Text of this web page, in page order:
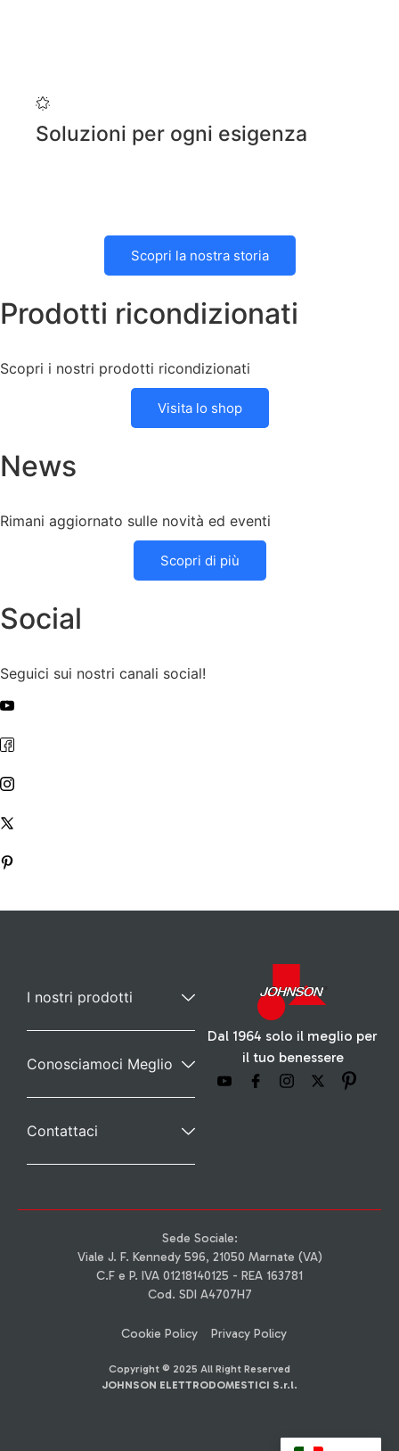
Soluzioni per ogni esigenza
Scopri la nostra storia
Prodotti ricondizionati
Scopri i nostri prodotti ricondizionati
Visita lo shop
News
Rimani aggiornato sulle novità ed eventi
Scopri di più
Social
Seguici sui nostri canali social!
Dal 1964 solo il meglio per
il tuo benessere
I nostri prodotti
Conosciamoci Meglio
Contattaci
Sede Sociale:
Viale J. F. Kennedy 596, 21050 Marnate (VA)
C.F e P. IVA 01218140125 - REA 163781
Cod. SDI A4707H7
Cookie Policy Privacy Policy
Copyright © 2025 All Right Reserved
JOHNSON ELETTRODOMESTICI S.r.l.